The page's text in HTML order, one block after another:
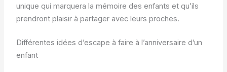
unique qui marquera la mémoire des enfants et qu’ils
prendront plaisir à partager avec leurs proches.
Différentes idées d’escape à faire à l’anniversaire d’un
enfant